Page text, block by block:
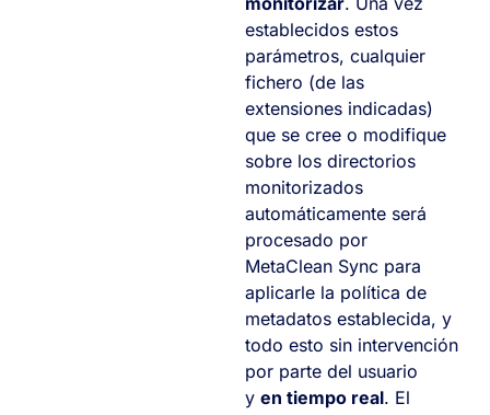
establecidos estos
parámetros, cualquier
fichero (de las
extensiones indicadas)
que se cree o modifique
sobre los directorios
monitorizados
automáticamente será
procesado por
MetaClean Sync para
aplicarle la política de
metadatos establecida, y
todo esto sin intervención
por parte del usuario
y en tiempo real. El